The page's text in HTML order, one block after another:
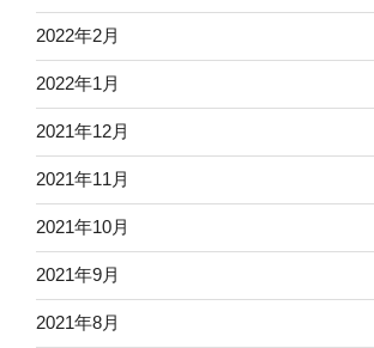
2022年2月
2022年1月
2021年12月
2021年11月
2021年10月
2021年9月
2021年8月